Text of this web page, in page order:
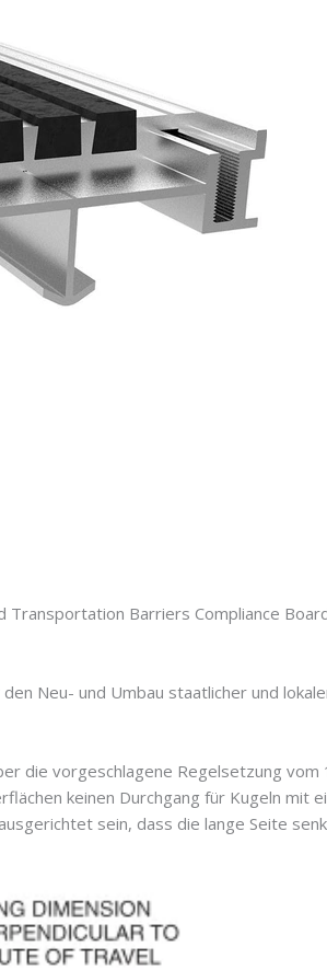
Barriers Compliance
Neu- und Umbau staatlicher und
die vorgeschlagene Regelsetzung
keinen Durchgang für Kugeln mit
sein, dass die lange Seite